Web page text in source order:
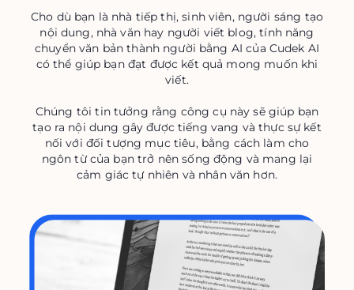
Cho dù bạn là nhà tiếp thị, sinh viên, người sáng tạo
nội dung, nhà văn hay người viết blog, tính năng
chuyển văn bản thành người bằng AI của Cudek AI
có thể giúp bạn đạt được kết quả mong muốn khi
viết.
Chúng tôi tin tưởng rằng công cụ này sẽ giúp bạn
tạo ra nội dung gây được tiếng vang và thực sự kết
nối với đối tượng mục tiêu, bằng cách làm cho
ngôn từ của bạn trở nên sống động và mang lại
cảm giác tự nhiên và nhân văn hơn.